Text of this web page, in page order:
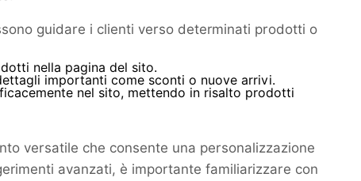
guidare i clienti verso determinati prodotti o
nella pagina del sito.
importanti come sconti o nuove arrivi.
nel sito, mettendo in risalto prodotti
versatile che consente una personalizzazione
avanzati, è importante familiarizzare con